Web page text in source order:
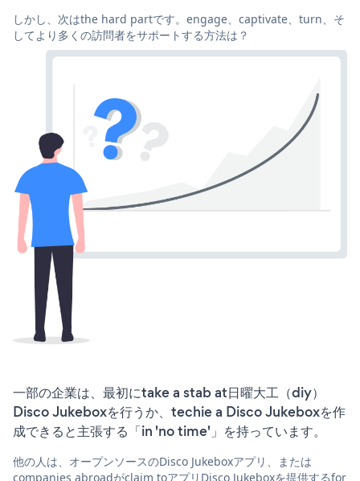
しかし、次はthe hard partです。engage、captivate、turn、そ
してより多くの訪問者をサポートする方法は？
一部の企業は、最初にtake a stab at日曜大工（diy）
Disco Jukeboxを行うか、techie a Disco Jukeboxを作
成できると主張する「in 'no time'」を持っています。
他の人は、オープンソースのDisco Jukeboxアプリ、または
companies abroadがclaim toアプリDisco Jukeboxを提供するfor